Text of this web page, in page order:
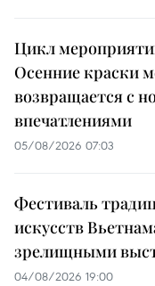
Цикл
Осенние краски
возвращается с
впечатлениями
05/08/2026 07:03
Фестиваль
искусств
зрелищными
04/08/2026 19:00